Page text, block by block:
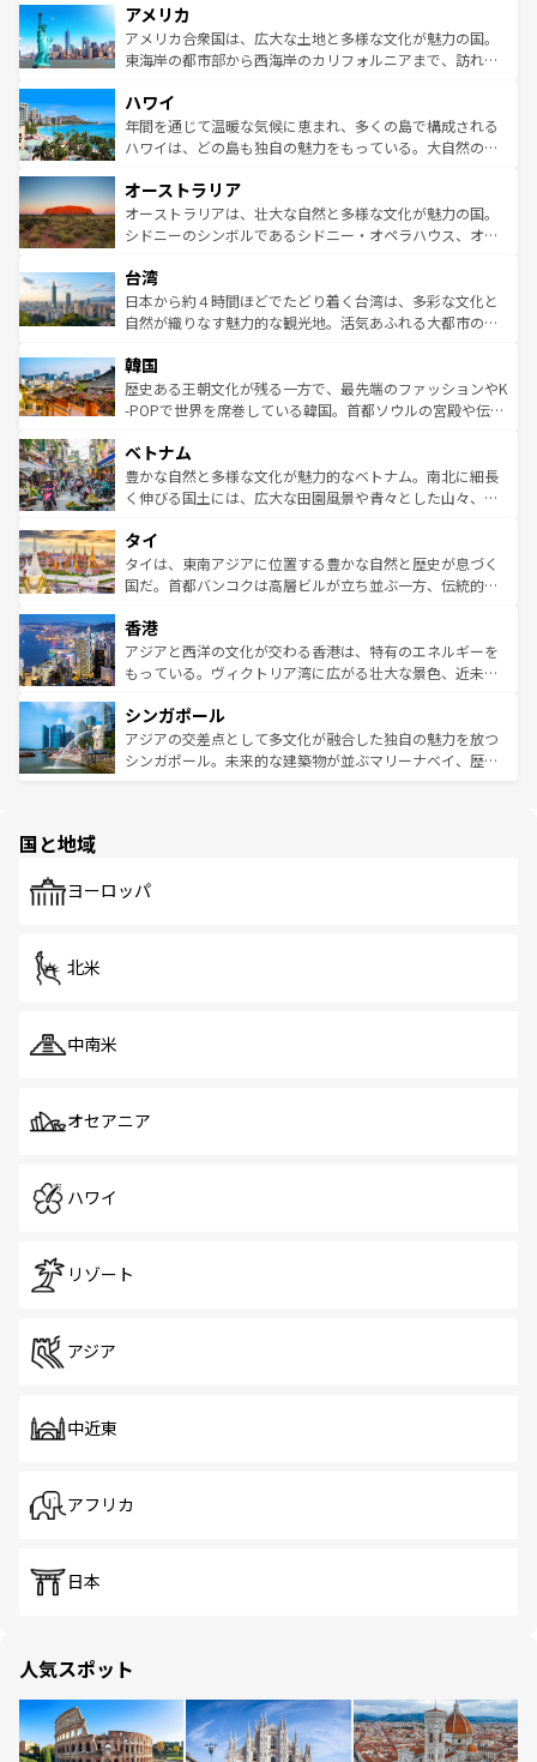
ンツ一覧を参照してほしい。
の建物がそのまま残る町や、スイスならではのユニークな
博物館もあり、アルプス観光だけでなく町歩きも満喫する
ことができる。国民の所得が高いため物価も高いが、旅行
ば市内交通費無料で観光を楽しむこともできる。 なお、新
着のスイス情報はコンテンツ一覧 を参照してほしい。
アメリカ
アメリカ合衆国は、広大な土地と多様な文化が魅力の国。
東海岸の都市部から西海岸のカリフォルニアまで、訪れる
のような巨大都市は、観光、ショッピング、エンターテイ
ンメントが詰まった刺激的なスポットだ。一方、アメリカ
西部には大自然が広がり、グランドキャニオンやイエロー
部のニューオーリンズでは、音楽と美食が融合した独特の
文化が魅力。旅行者はアメリカの各地域で異なる魅力を楽
しみながら、その多様性と豊かな歴史を感じることができ
ならではの贅沢な旅のスタイルだ。 なお、新着のアメリカ
情報はコンテンツ一覧を参照してほしい。
ハワイ
年間を通じて温暖な気候に恵まれ、多くの島で構成される
ハワイは、どの島も独自の魅力をもっている。大自然の神
ワイ島は見逃せない。また、定番の観光地といえばオアフ
島だが、静かな自然を求めるならマウイ島やカウアイ島が
おすすめ。エメラルドグリーンに輝く海をはじめ、豊かな
れるおもてなしの心で訪れる人々を迎えてくれるハワイの
人々、おいしいローカルフードやハワイアンミュージッ
ク、伝統的なフラダンスなど、すべてがハワイの魅力を彩
ワイを、存分に味わってほしい。 なお、新着のハワイ情報
はコンテンツ一覧を参照してほしい。
オーストラリア
オーストラリアは、壮大な自然と多様な文化が魅力の国。
シドニーのシンボルであるシドニー・オペラハウス、オー
リアリーフや大陸中央部にそびえるウルル（エアーズロッ
ク）、タスマニアの美しい原生林やケアンズの熱帯雨林な
ど、見どころがたくさん。また、カフェやワイン、オージ
いる。アクティビティも充実しており、サーフィンやダイ
ビング、ハイキングなど、アウトドア好きにはたまらな
い。オーストラリアの多彩な魅力を存分に味わいつくそ
参照してほしい。
台湾
日本から約４時間ほどでたどり着く台湾は、多彩な文化と
自然が織りなす魅力的な観光地。活気あふれる大都市の台
ン）、静ひつな山岳地帯である台湾東部など、都市の喧騒
と山間の静けさが共存しており、訪れる人に新しい発見と
驚きをもたらしてくれる。また、奥深い台湾の食文化も魅
容にもいいと評判のスイーツなど、バラエティ豊かな料理
が味わえる。 なお、新着の台湾情報は コンテンツ一覧を参
照してほしい。
韓国
歴史ある王朝文化が残る一方で、最先端のファッションやK
-POPで世界を席巻している韓国。首都ソウルの宮殿や伝統
き、地方に足を延ばせば四季折々の自然美を楽しむことが
できる。そして、キムチや焼肉、絶品のストリートフード
まで、さまざまな韓国料理が待っている。夜には、韓国な
リティに包まれながら、韓国の多彩な魅力を心ゆくまで味
わってみてほしい。 なお、新着の韓国情報はコンテンツ一
覧を参照してほしい。
ベトナム
豊かな自然と多様な文化が魅力的なベトナム。南北に細長
く伸びる国土には、広大な田園風景や青々とした山々、世
急速な発展と共に伝統が息づく。ハノイの古い町並みやホ
ーチミン市のフランス統治時代の建物も、独特の雰囲気を
醸し出している。また、バラエティの豊かさとおいしさで
とつ。フォーやバインミー、ベトナムコーヒーなどは、ぜ
ひ現地で味わいたい。どの地域を訪れてもあたたかい人々
が旅行者を迎えてくれるので、きっと忘れられない旅にな
参照してほしい。
タイ
タイは、東南アジアに位置する豊かな自然と歴史が息づく
国だ。首都バンコクは高層ビルが立ち並ぶ一方、伝統的な
の活気が交差している。北部ではチェンマイなどの山岳地
帯で自然と触れ合い、南部ではプーケットやクラビの美し
いビーチでリゾート気分を楽しむことができる。タイ料理
激する。気候は一年中温暖で、どの季節にも異なる楽しみ
が待っている。親しみやすいタイの人々、仏教を中心とし
た文化、そして多様な観光資源が、訪れる旅人を魅了し続
香港
アジアと西洋の文化が交わる香港は、特有のエネルギーを
もっている。ヴィクトリア湾に広がる壮大な景色、近未来
み、どこを訪れても感動するはず。観光スポットが密集し
ており、効率よく見どころを回れるのも魅力。息をのむよ
うな絶景から文化的な体験まで、香港を存分に楽しみ尽く
シンガポール
アジアの交差点として多文化が融合した独自の魅力を放つ
シンガポール。未来的な建築物が並ぶマリーナベイ、歴史
で、ホーカーズは地元の風情を楽しめる外せないスポット
国と地域
ヨーロッパ
北米
中南米
オセアニア
ハワイ
リゾート
アジア
中近東
アフリカ
日本
人気スポット